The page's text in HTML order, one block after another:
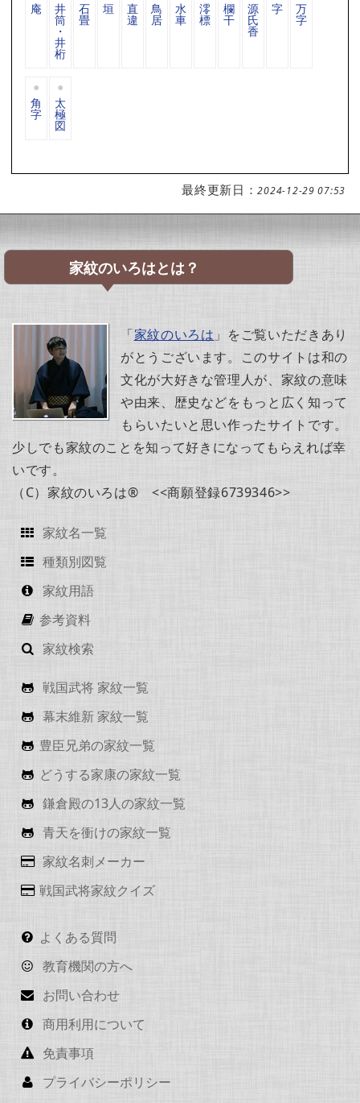
庵 井
筒
・
井
桁
石
畳
垣 直
違
鳥
居
水
車
澪
標
欄
干
源
氏
香
字 万
字
角
字
太
極
図
最終更新日：2024-12-29 07:53
家紋のいろはとは？
「家紋のいろは」をご覧いただきあり
がとうございます。このサイトは和の
文化が大好きな管理人が、家紋の意味
や由来、歴史などをもっと広く知って
もらいたいと思い作ったサイトです。
少しでも家紋のことを知って好きになってもらえれば幸
いです。
（C）家紋のいろは® <<商願登録6739346>>
家紋名一覧
種類別図覧
家紋用語
参考資料
家紋検索
戦国武将 家紋一覧
幕末維新 家紋一覧
豊臣兄弟の家紋一覧
どうする家康の家紋一覧
鎌倉殿の13人の家紋一覧
青天を衝けの家紋一覧
家紋名刺メーカー
戦国武将家紋クイズ
よくある質問
教育機関の方へ
お問い合わせ
商用利用について
免責事項
プライバシーポリシー